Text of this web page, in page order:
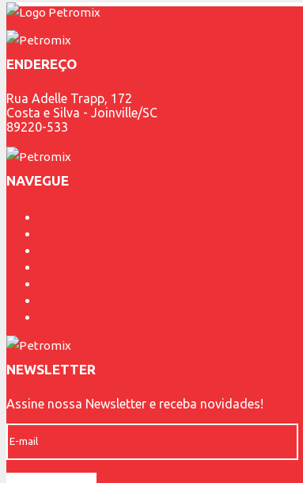
ENDEREÇO
Rua Adelle Trapp, 172
Costa e Silva - Joinville/SC
89220-533
NAVEGUE
NEWSLETTER
Assine nossa Newsletter e receba novidades!